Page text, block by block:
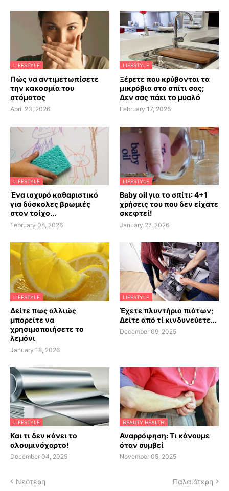
LIFESTYLE
Πώς να αντιμετωπίσετε
την κακοσμία του
στόματος
April 23, 2026
LIFESTYLE
Ξέρετε που κρύβονται τα
μικρόβια στο σπίτι σας;
Δεν σας πάει το μυαλό
February 17, 2026
LIFESTYLE
Ένα ισχυρό καθαριστικό
για δύσκολες βρωμιές
στον τοίχο...
February 08, 2026
LIFESTYLE
Baby oil για το σπίτι: 4+1
χρήσεις του που δεν είχατε
σκεφτεί!
January 27, 2026
LIFESTYLE
Δείτε πως αλλιώς
μπορείτε να
χρησιμοποιήσετε το
λεμόνι
January 18, 2026
LIFESTYLE
Έχετε πλυντήριο πιάτων;
Δείτε από τί κινδυνεύετε...
December 09, 2025
LIFESTYLE
Και τι δεν κάνει το
αλουμινόχαρτο!
December 04, 2025
BEAUTY HEALTH
Αναρρόφηση: Τι κάνουμε
όταν συμβεί
November 05, 2025
Νεότερη Παλαιότερη